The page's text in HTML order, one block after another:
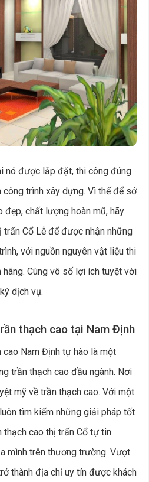
nó được lắp đặt, thi công đúng
trình xây dựng. Vì thế để sở
đẹp, chất lượng hoàn mũ, hãy
trấn Cổ Lễ để được nhận những
với nguồn nguyên vật liệu thi
Cùng vô số lợi ích tuyệt vời
dịch vụ.
thạch cao tại Nam Định
Nam Định tự hào là một
trần thạch cao đầu ngành. Nơi
mỹ về trần thạch cao. Với một
tìm kiếm những giải pháp tốt
thạch cao thị trấn Cổ tự tin
mình trên thương trường. Vượt
thành địa chỉ uy tín được khách